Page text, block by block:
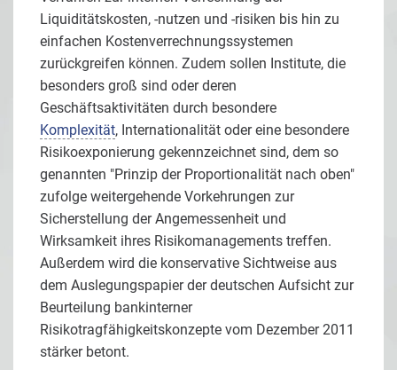
Liquiditätskosten, -nutzen und -risiken bis hin zu
einfachen Kostenverrechnungssystemen
zurückgreifen können. Zudem sollen Institute, die
besonders groß sind oder deren
Geschäftsaktivitäten durch besondere
Komplexität, Internationalität oder eine besondere
Risikoexponierung gekennzeichnet sind, dem so
genannten "Prinzip der Proportionalität nach oben"
zufolge weitergehende Vorkehrungen zur
Sicherstellung der Angemessenheit und
Wirksamkeit ihres Risikomanagements treffen.
Außerdem wird die konservative Sichtweise aus
dem Auslegungspapier der deutschen Aufsicht zur
Beurteilung bankinterner
Risikotragfähigkeitskonzepte vom Dezember 2011
stärker betont.